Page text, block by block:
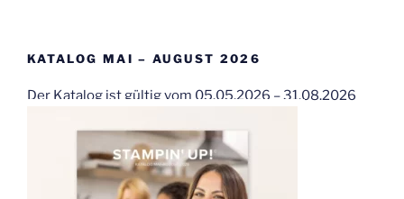
KATALOG MAI – AUGUST 2026
Der Katalog ist gültig vom 05.05.2026 – 31.08.2026